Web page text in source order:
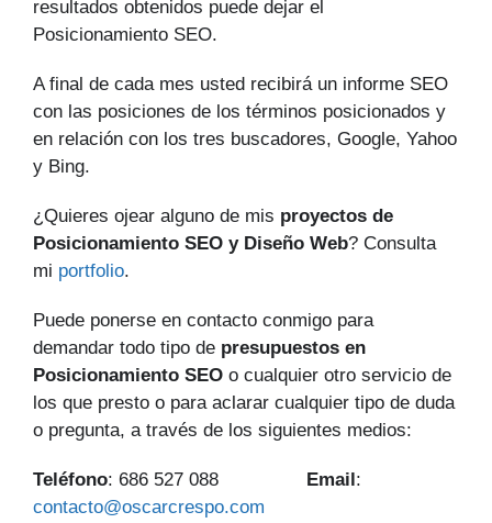
resultados obtenidos puede dejar el
Posicionamiento SEO.
A final de cada mes usted recibirá un informe SEO
con las posiciones de los términos posicionados y
en relación con los tres buscadores, Google, Yahoo
y Bing.
¿Quieres ojear alguno de mis proyectos de
Posicionamiento SEO y Diseño Web? Consulta
mi portfolio.
Puede ponerse en contacto conmigo para
demandar todo tipo de presupuestos en
Posicionamiento SEO o cualquier otro servicio de
los que presto o para aclarar cualquier tipo de duda
o pregunta, a través de los siguientes medios:
Teléfono: 686 527 088 Email :
contacto@oscarcrespo.com